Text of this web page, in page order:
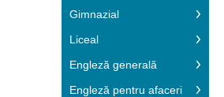
Gimnazial
Liceal
Engleză generală
Engleză pentru afaceri